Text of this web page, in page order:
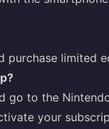
purchase limited
go to the
your